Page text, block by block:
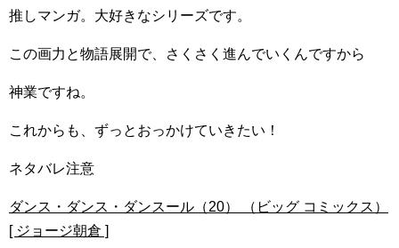
推しマンガ。大好きなシリーズです。
この画力と物語展開で、さくさく進んでいくんですから
神業ですね。
これからも、ずっとおっかけていきたい！
ネタバレ注意
ダンス・ダンス・ダンスール（20） （ビッグ コミックス）
[ ジョージ朝倉 ]